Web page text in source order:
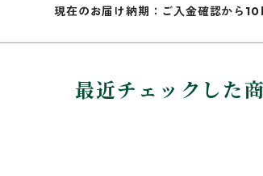
現在のお届け納期：ご入金確認から
最近チェックした